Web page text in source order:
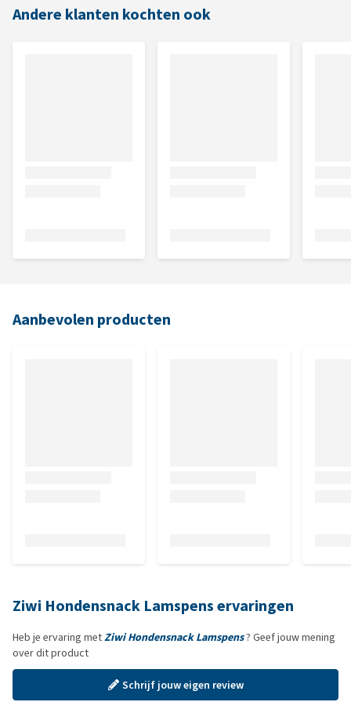
Andere klanten kochten ook
Aanbevolen producten
Ziwi Hondensnack Lamspens ervaringen
Heb je ervaring metZiwi Hondensnack Lamspens? Geef jouw mening
over dit product
Schrijf jouw eigen review